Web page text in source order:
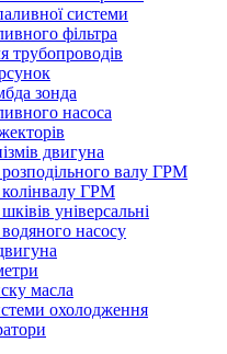
системи
фільтра
трубопроводів
зонда
насоса
двигуна
валу ГРМ
ГРМ
універсальні
насосу
масла
охолодження